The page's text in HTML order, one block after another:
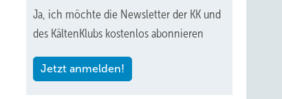
Ja, ich möchte die Newsletter der KK und
des KältenKlubs kostenlos abonnieren
Jetzt anmelden!